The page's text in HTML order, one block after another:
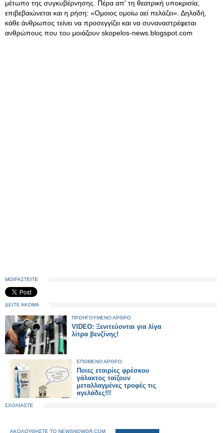
μέτωπο της συγκυβέρνησης. Πέρα απ' τη θεατρική υποκρισία,
επιβεβαιώνεται και η ρήση: «Ομοιος ομοίω αεί πελάζει». Δηλαδή,
κάθε άνθρωπος τείνει να προσεγγίζει και να συναναστρέφεται
ανθρώπους που του μοιάζουν skopelos-news.blogspot.com
ΜΟΙΡΑΣΤΕΙΤΕ
ΔΕΙΤΕ ΑΚΟΜΑ
ΠΡΟΗΓΟΥΜΕΝΟ ΑΡΘΡΟ
VIDEO: Ξενιτεύονται για λίγα
λίτρα βενζίνης!
ΕΠΟΜΕΝΟ ΑΡΘΡΟ
Ποιες εταιρίες φρέσκου
γάλακτος ταίζουν
μεταλλαγμένες τροφές τις
αγελάδες!!!
ΣΧΟΛΙΑΣΤΕ
ΑΚΟΛΟΥΘΗΣΤΕ ΤΟ NEWSNOWGR.COM